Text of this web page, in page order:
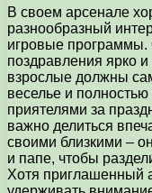
В своем арсенале
разнообразный
игровые программы.
поздравления ярко и
взрослые должны
веселье и
приятелями за
важно делиться
своими близкими –
и папе, чтобы
Хотя приглашенный